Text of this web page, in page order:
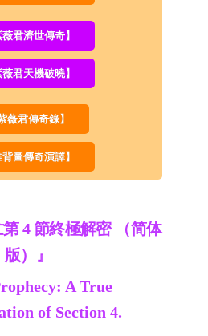
薇君濟世傳奇】
薇君天機破曉】
薇君傳奇錄】
背圖傳奇演譯】
第 4 節終極解密 （简体
版）』
A True
of Section 4.